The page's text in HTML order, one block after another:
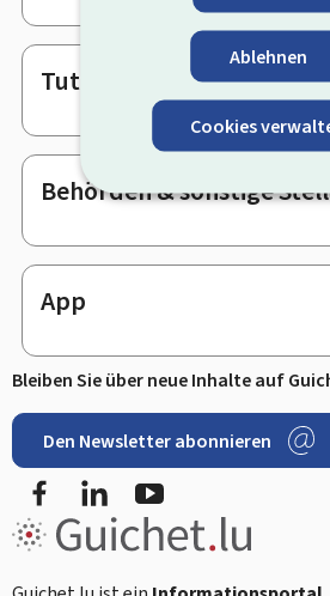
Ablehnen
Cookies
Tutorials
Behörden & sonstige
App
Bleiben Sie über neue Inhalte auf
Den Newsletter abonnieren
FacebookLinkedIn